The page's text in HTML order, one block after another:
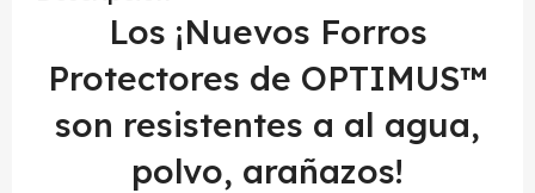
Los ¡Nuevos Forros
Protectores de OPTIMUS™
son resistentes a al agua,
polvo, arañazos!